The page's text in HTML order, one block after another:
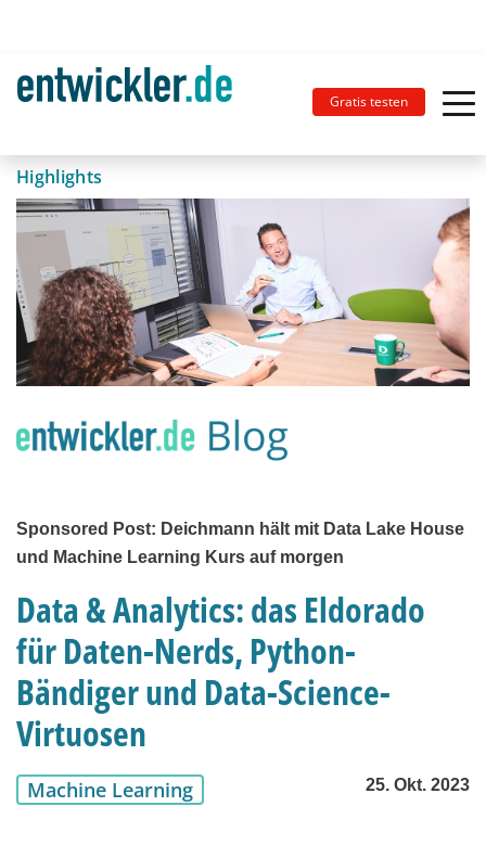
Gratis testen
Highlights
Sponsored Post: Deichmann hält mit Data Lake House
und Machine Learning Kurs auf morgen
Data & Analytics: das Eldorado
für Daten-Nerds, Python-
Bändiger und Data-Science-
Virtuosen
Machine Learning 25. Okt. 2023